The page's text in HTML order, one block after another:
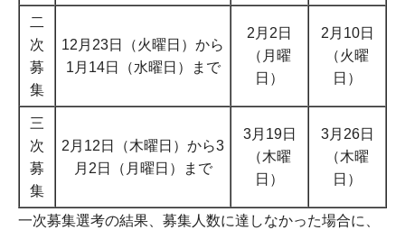
二
次
募
集
12月23日（火曜日）から
1月14日（水曜日）まで
2月2日
（月曜
日）
2月10日
（火曜
日）
三
次
募
集
2月12日（木曜日）から3
月2日（月曜日）まで
3月19日
（木曜
日）
3月26日
（木曜
日）
一次募集選考の結果、募集人数に達しなかった場合に、